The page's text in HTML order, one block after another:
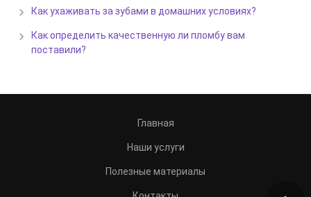
Как ухаживать за зубами в домашних условиях?
Как определить качественную ли пломбу вам
поставили?
Главная
Наши услуги
Полезные материалы